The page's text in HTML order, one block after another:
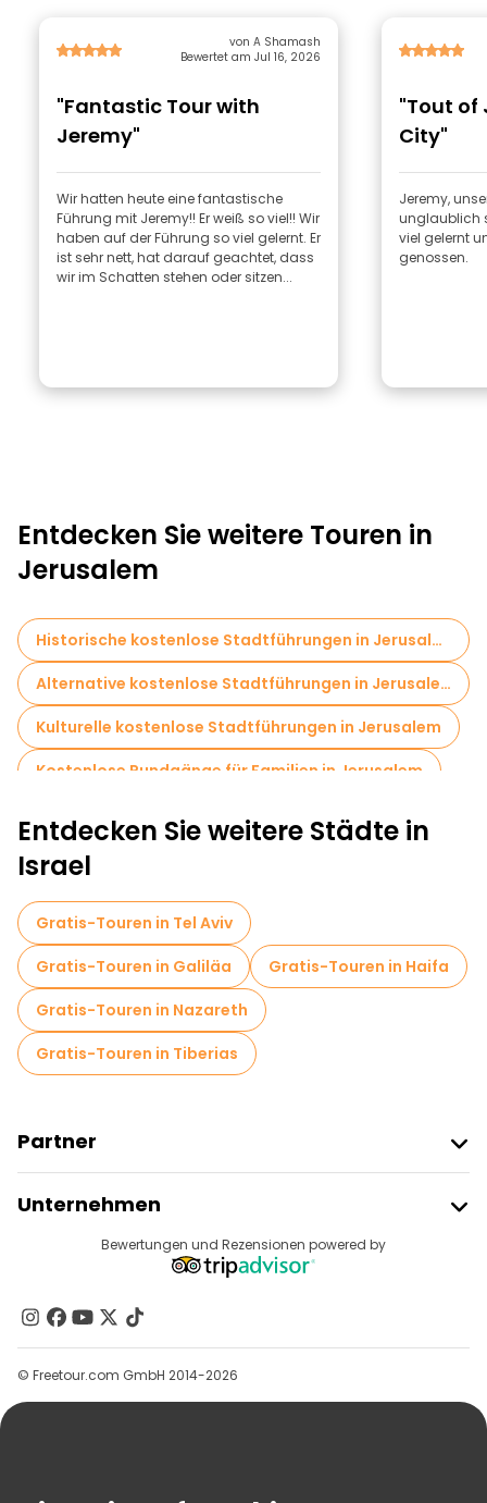
von A Shamash
Bewertet am Jul 16, 2026
"Fantastic Tour with
Jeremy"
Wir hatten heute eine fantastische
Führung mit Jeremy!! Er weiß so viel!! Wir
haben auf der Führung so viel gelernt. Er
ist sehr nett, hat darauf geachtet, dass
wir im Schatten stehen oder sitzen...
"Tout of
City"
Jeremy,
unglaublich
viel gelernt
genossen.
Entdecken Sie weitere Touren in
Jerusalem
Historische kostenlose Stadtführungen in Jerusalem
Alternative kostenlose Stadtführungen in Jerusalem
Kulturelle kostenlose Stadtführungen in Jerusalem
Kostenlose Rundgänge für Familien in Jerusalem
Selbstgeführte Touren in Jerusalem
Kostenlose Altstadtbesichtigung in Jerusalem
Fahrradtouren in Jerusalem
Kostenlose Führungen in der Nähe Western Wall
Kostenlose Führungen in der Nähe Church of the Holy Sepulchre
Kostenlose Führungen in der Nähe Jaffa Gate
Entdecken Sie weitere Städte in
Israel
Gratis-Touren in Tel Aviv
Gratis-Touren in Galiläa
Gratis-Touren in Haifa
Gratis-Touren in Nazareth
Gratis-Touren in Tiberias
Partner
Anbieter-Anmeldung
Affiliate-Programm
Unternehmen
Reiseziele
Kontakt
Gruppen
Hilfe
Bewertungen und Rezensionen powered by
© Freetour.com GmbH 2014-2026